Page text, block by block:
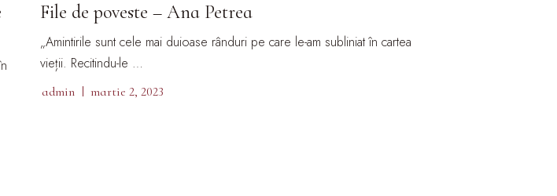
File de poveste – Ana Petrea
„Amintirile sunt cele mai duioase rânduri pe care le-am subliniat în cartea
vieții. Recitindu-le …
admin martie 2, 2023